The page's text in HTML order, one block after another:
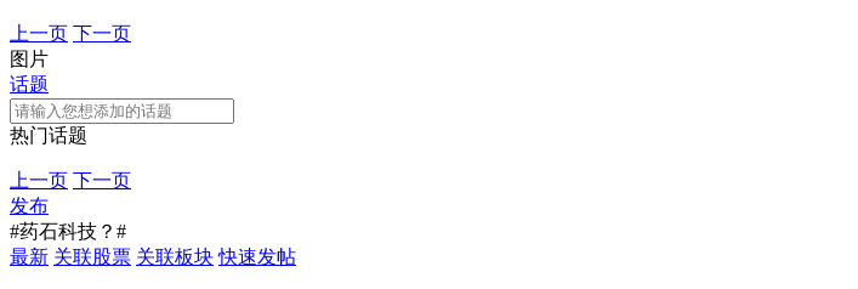
上一页 下一页
图片
话题
热门话题
上一页 下一页
发布
#药石科技？#
最新 关联股票 关联板块 快速发帖